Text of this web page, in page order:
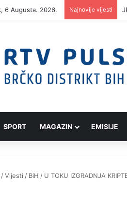
6 Augusta. 2026. Najnovije vijesti
SPORT MAGAZIN EMISIJE
/Vijesti / BiH / U TOKU IZGRADNJA